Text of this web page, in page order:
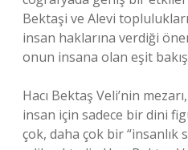
Bektaşi ve Alevi
insan haklarına verdiği
onun insana olan eşit
Hacı Bektaş Veli’nin
insan için sadece bir dini
çok, daha çok bir “insanlık